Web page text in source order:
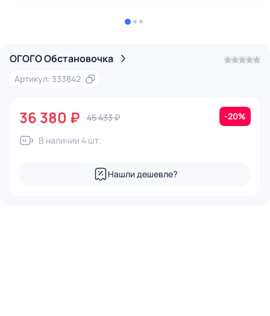
ОГОГО Обстановочка
Артикул: 333842
36 380 ₽ 45 433 ₽ -20%
В наличии 4 шт.
Нашли дешевле?